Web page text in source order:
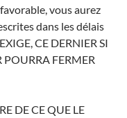
vous aurez
dans les délais
CE DERNIER SI
POURRA FERMER
DE CE QUE LE